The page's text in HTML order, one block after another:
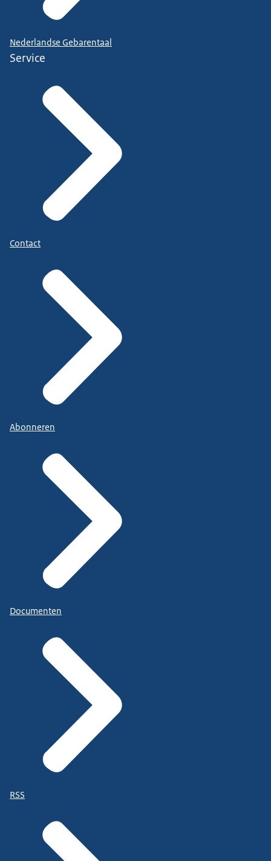
Nederlandse Gebarentaal
Service
Contact
Abonneren
Documenten
RSS